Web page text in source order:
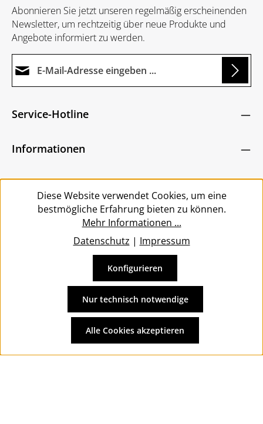
Abonnieren Sie jetzt unseren regelmäßig erscheinenden
Newsletter, um rechtzeitig über neue Produkte und
Angebote informiert zu werden.
Ich habe dieDatenschutzbestimmungen
bin mit ihnen einverstanden.
Zeichen ein*
Die mit einem Stern (*) markierten Felder sind
Service-Hotline
Informationen
Service
Vertrag widerrufen
und ggf. Nachnahmegebühren, wenn nicht anders
angegeben.
Diese Website verwendet Cookies, um eine
bestmögliche Erfahrung bieten zu können.
Mehr Informationen ...
Datenschutz | Impressum
Nur technisch notwendige
Konfigurieren
Alle Cookies akzeptieren